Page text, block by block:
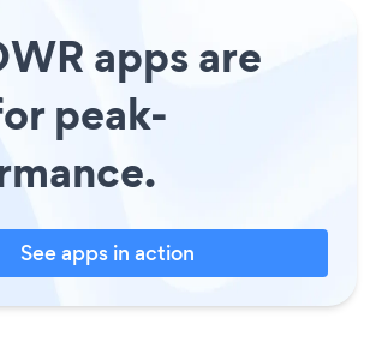
apps are
peak-
See apps in action